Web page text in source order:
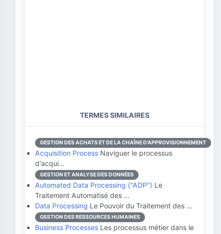
TERMES SIMILAIRES
GESTION DES ACHATS ET DE LA CHAÎNE D'APPROVISIONNEMENT
Acquisition Process Naviguer le processus
d'acqui…
GESTION ET ANALYSE DES DONNÉES
Automated Data Processing ("ADP") Le
Traitement Automatisé des …
Data Processing Le Pouvoir du Traitement des …
GESTION DES RESSOURCES HUMAINES
Business Processes Les processus métier dans le